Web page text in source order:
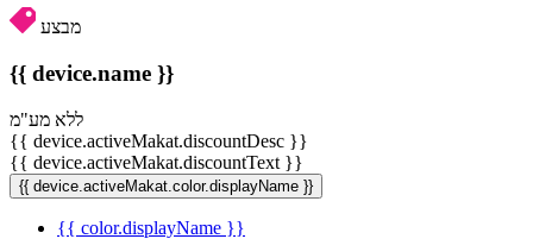
מבצע
{{ device.name }}
ללא מע"מ
{{ device.activeMakat.discountDesc }}
{{ device.activeMakat.discountText }}
{{ device.activeMakat.color.displayName }}
{{ color.displayName }}